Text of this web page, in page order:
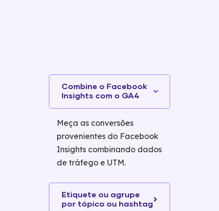
Combine o Facebook
Insights com o GA4
Meça as conversões
provenientes do Facebook
Insights combinando dados
de tráfego e UTM.
Etiquete ou agrupe
por tópico ou hashtag